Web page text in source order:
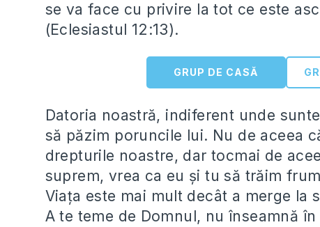
se va face cu privire la tot ce este
(Eclesiastul 12:13).
GRUP DE CASĂ
Datoria noastră, indiferent unde
să păzim poruncile lui. Nu de aceea
drepturile noastre, dar tocmai de
suprem, vrea ca eu și tu să trăim
Viața este mai mult decât a merge la
A te teme de Domnul, nu înseamnă